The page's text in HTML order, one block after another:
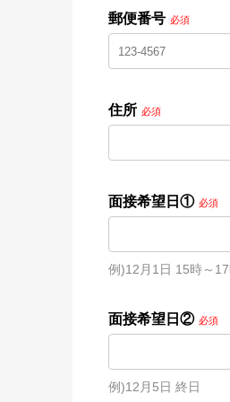
郵便番号 必須
住所 必須
面接希望日① 必須
例)12月1日 15時～
面接希望日② 必須
例)12月5日 終日